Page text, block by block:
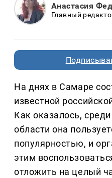
Анастасия
Главный
На днях в Самаре
известной
Как оказалось,
области она
популярностью, и
этим
отложить на целый